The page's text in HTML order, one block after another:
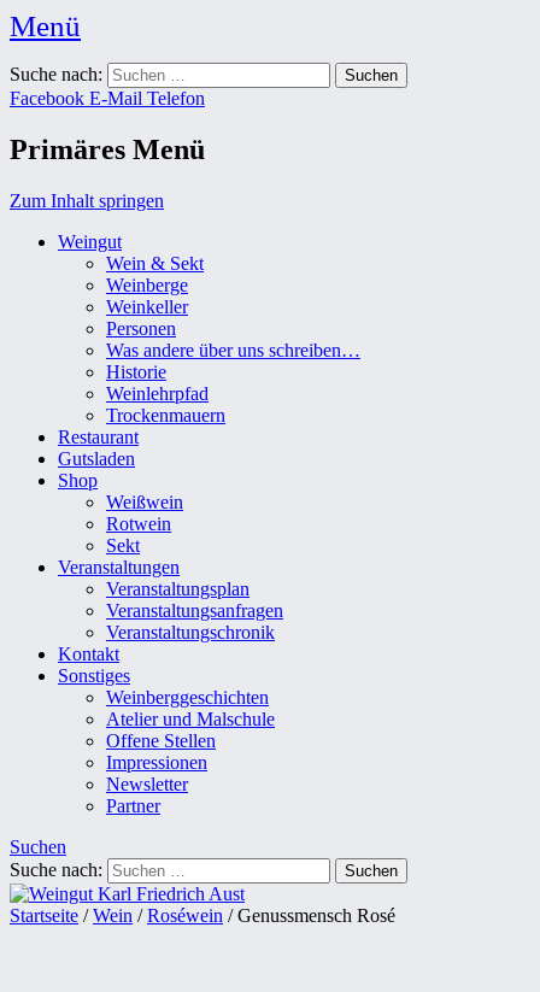
Menü
Weingut Karl Friedrich Aust
Das Weingut im Herzen der Radebeuler Oberlößnitz
Suche nach:
Facebook E-Mail Telefon
Primäres Menü
Zum Inhalt springen
Weingut
Wein & Sekt
Weinberge
Weinkeller
Personen
Was andere über uns schreiben…
Historie
Weinlehrpfad
Trockenmauern
Restaurant
Gutsladen
Shop
Weißwein
Rotwein
Sekt
Veranstaltungen
Veranstaltungsplan
Veranstaltungsanfragen
Veranstaltungschronik
Kontakt
Sonstiges
Weinberggeschichten
Atelier und Malschule
Offene Stellen
Impressionen
Newsletter
Partner
Suchen
Suche nach:
Startseite /Wein /Roséwein / Genussmensch Rosé